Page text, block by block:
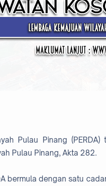
Pulau Pinang
Pulau Pinang, Akta 282.
bermula dengan satu